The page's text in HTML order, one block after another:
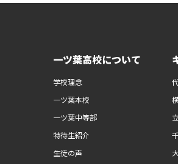
一ツ葉高校について
学校理念
一ツ葉本校
一ツ葉中等部
特待生紹介
生徒の声